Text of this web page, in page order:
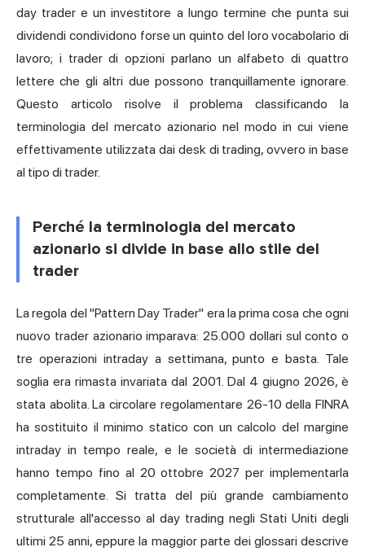
day trader e un investitore a lungo termine che punta sui
dividendi condividono forse un quinto del loro vocabolario di
lavoro; i trader di opzioni parlano un alfabeto di quattro
lettere che gli altri due possono tranquillamente ignorare.
Questo articolo risolve il problema classificando la
terminologia del mercato azionario nel modo in cui viene
effettivamente utilizzata dai desk di trading, ovvero in base
al tipo di trader.
Perché la terminologia del mercato
azionario si divide in base allo stile del
trader
La regola del "Pattern Day Trader" era la prima cosa che ogni
nuovo trader azionario imparava: 25.000 dollari sul conto o
tre operazioni intraday a settimana, punto e basta. Tale
soglia era rimasta invariata dal 2001. Dal 4 giugno 2026, è
stata abolita. La circolare regolamentare 26-10 della FINRA
ha sostituito il minimo statico con un calcolo del margine
intraday in tempo reale, e le società di intermediazione
hanno tempo fino al 20 ottobre 2027 per implementarla
completamente. Si tratta del più grande cambiamento
strutturale all'accesso al day trading negli Stati Uniti degli
ultimi 25 anni, eppure la maggior parte dei glossari descrive